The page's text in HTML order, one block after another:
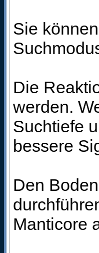
Sie
Die
werden.
Suchtiefe
bessere
Den
Manticore